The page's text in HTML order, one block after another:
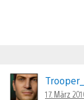
17. März